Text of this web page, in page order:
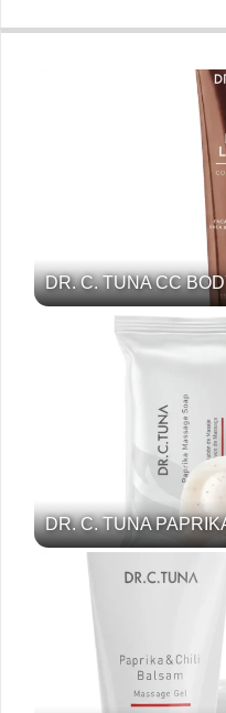
DR. C. TUNA CC
DR. C. TUNA